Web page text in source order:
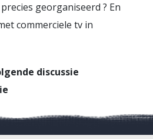
precies georganiseerd ? En
commerciele tv in
discussie